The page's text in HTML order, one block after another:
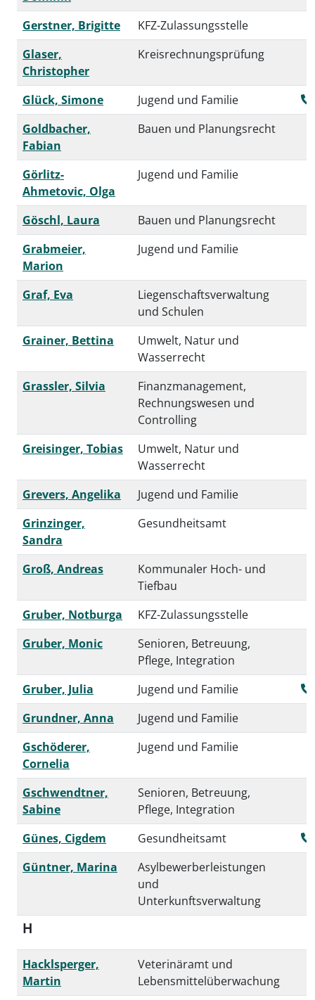
Gerstner, Brigitte
KFZ-Zulassungsstelle
Glaser,
Christopher
Kreisrechnungsprüfung
Glück, Simone
Jugend und Familie
Goldbacher,
Fabian
Bauen und Planungsrecht
Görlitz-
Ahmetovic, Olga
Jugend und Familie
Göschl, Laura
Bauen und Planungsrecht
Grabmeier,
Marion
Jugend und Familie
Graf, Eva
Liegenschaftsverwaltung
und Schulen
Grainer, Bettina
Umwelt, Natur und
Wasserrecht
Grassler, Silvia
Finanzmanagement,
Rechnungswesen und
Controlling
Greisinger, Tobias
Umwelt, Natur und
Wasserrecht
Grevers, Angelika
Jugend und Familie
Grinzinger,
Sandra
Gesundheitsamt
Groß, Andreas
Kommunaler Hoch- und
Tiefbau
Gruber, Notburga
KFZ-Zulassungsstelle
Gruber, Monic
Senioren, Betreuung,
Pflege, Integration
Gruber, Julia
Jugend und Familie
Grundner, Anna
Jugend und Familie
Gschöderer,
Cornelia
Jugend und Familie
Gschwendtner,
Sabine
Senioren, Betreuung,
Pflege, Integration
Günes, Cigdem
Gesundheitsamt
Güntner, Marina
Asylbewerberleistungen
und
Unterkunftsverwaltung
H
Hacklsperger,
Martin
Veterinäramt und
Lebensmittelüberwachung